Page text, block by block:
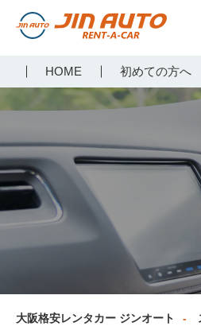
らジンオートレンタカー
HOME 初めての方へ
大阪格安レンタカー ジンオート